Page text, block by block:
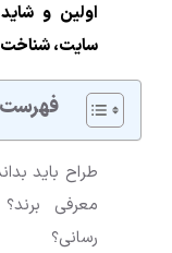
اولین و
سایت،
طراح باید
معرفی
رسانی؟